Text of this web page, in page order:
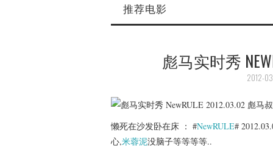
推荐电影
彪马实时秀
2012-
懒死在沙发卧在床 ： #NewRULE#
心,米蓉泥没脑子等等等等..